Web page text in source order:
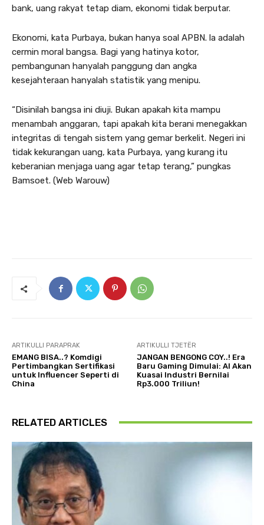
bank, uang rakyat tetap diam, ekonomi tidak berputar.
Ekonomi, kata Purbaya, bukan hanya soal APBN. la adalah
cermin moral bangsa. Bagi yang hatinya kotor,
pembangunan hanyalah panggung dan angka
kesejahteraan hanyalah statistik yang menipu.
“Disinilah bangsa ini diuji. Bukan apakah kita mampu
menambah anggaran, tapi apakah kita berani menegakkan
integritas di tengah sistem yang gemar berkelit. Negeri ini
tidak kekurangan uang, kata Purbaya, yang kurang itu
keberanian menjaga uang agar tetap terang,” pungkas
Bamsoet. (Web Warouw)
ARTIKULLI PARAPRAK
EMANG BISA..? Komdigi
Pertimbangkan Sertifikasi
untuk Influencer Seperti di
China
ARTIKULLI TJETËR
JANGAN BENGONG COY..! Era
Baru Gaming Dimulai: AI Akan
Kuasai Industri Bernilai
Rp3.000 Triliun!
RELATED ARTICLES